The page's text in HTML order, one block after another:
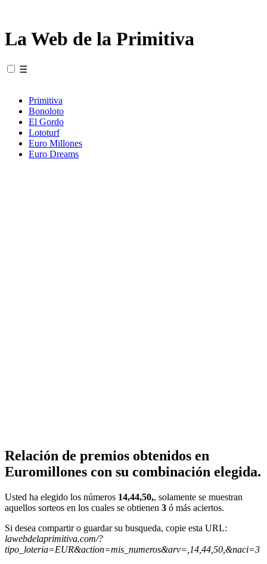
La Web de la Primitiva
☰
Primitiva
Bonoloto
El Gordo
Lototurf
Euro Millones
Euro Dreams
Relación de premios obtenidos en
Euromillones con su combinación elegida.
Usted ha elegido los números 14,44,50,, solamente se muestran
aquellos sorteos en los cuales se obtienen 3 ó más aciertos.
Si desea compartir o guardar su busqueda, copie esta URL:
lawebdelaprimitiva.com/?
tipo_loteria=EUR&action=mis_numeros&arv=,14,44,50,&naci=3